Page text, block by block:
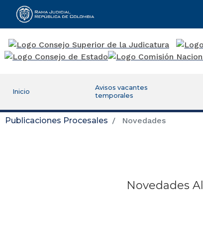
Rama Judicial
Inicio
Avisos vacantes
temporales
Publicaciones Procesales Novedades
Novedades